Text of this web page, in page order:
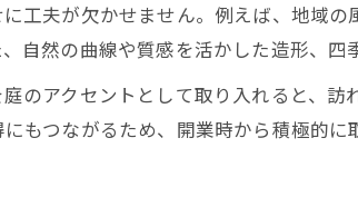
工夫が欠かせません。例えば、地域
自然の曲線や質感を活かした造形、四
のアクセントとして取り入れると、
もつながるため、開業時から積極的に